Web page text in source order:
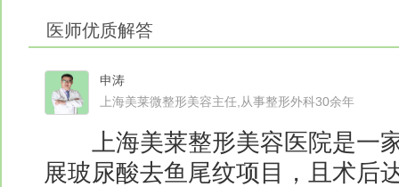
医师优质解答
申涛
上海美莱微整形美容主任,从事整形外科30余年
上海美莱整形美容医院是一
展玻尿酸去鱼尾纹项目，且术后